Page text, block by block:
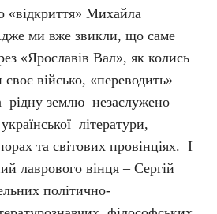
«відкриття» Михайла
ми вже звикли, що саме
«Ярославів Вал», як колись
військо, «переводить»
землю незаслужено
літератури,
та світових провінціях. І
лаврового вінця – Сергій
політично-